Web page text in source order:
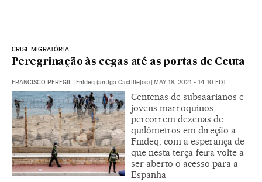
CRISE MIGRATÓRIA
Peregrinação às cegas até as portas de Ceuta
FRANCISCO PEREGIL | Fnideq (antiga Castillejos) | MAY 18, 2021 - 14:10 EDT
Centenas de subsaarianos e
jovens marroquinos
percorrem dezenas de
quilômetros em direção a
Fnideq, com a esperança de
que nesta terça-feira volte a
ser aberto o acesso para a
Espanha